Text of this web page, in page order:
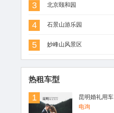
3 北京颐和园
4 石景山游乐园
5 妙峰山风景区
热租车型
1
昆明婚礼用车
电询